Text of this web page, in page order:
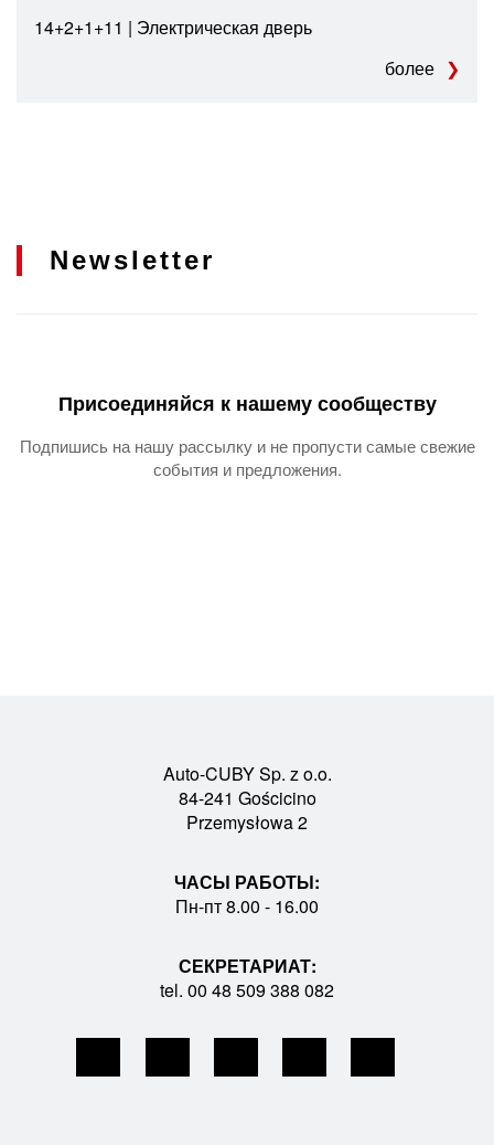
14+2+1+11 | Электрическая дверь
более
Newsletter
Присоединяйся к нашему сообществу
Подпишись на нашу рассылку и не пропусти самые свежие
события и предложения.
Auto-CUBY Sp. z o.o.
84-241 Gościcino
Przemysłowa 2
ЧАСЫ РАБОТЫ:
Пн-пт 8.00 - 16.00
СЕКРЕТАРИАТ:
tel. 00 48 509 388 082